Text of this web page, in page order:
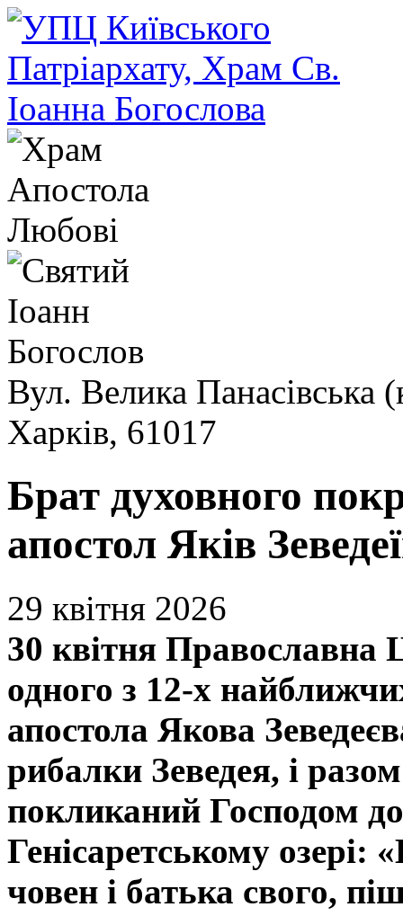
Вул. Велика Панасівська
Харків, 61017
Брат духовного
апостол Яків
29 квітня 2026
30 квітня Православна
одного з 12-х
апостола Якова
рибалки Зеведея, і
покликаний Господом
Генісаретському
човен і батька свого,